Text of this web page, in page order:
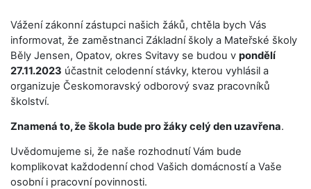
Vážení zákonní zástupci našich žáků, chtěla bych Vás
informovat, že zaměstnanci Základní školy a Mateřské školy
Běly Jensen, Opatov, okres Svitavy se budou v pondělí
27.11.2023 účastnit celodenní stávky, kterou vyhlásil a
organizuje Českomoravský odborový svaz pracovníků
školství.
Znamená to, že škola bude pro žáky celý den uzavřena.
Uvědomujeme si, že naše rozhodnutí Vám bude
komplikovat každodenní chod Vašich domácností a Vaše
osobní i pracovní povinnosti.